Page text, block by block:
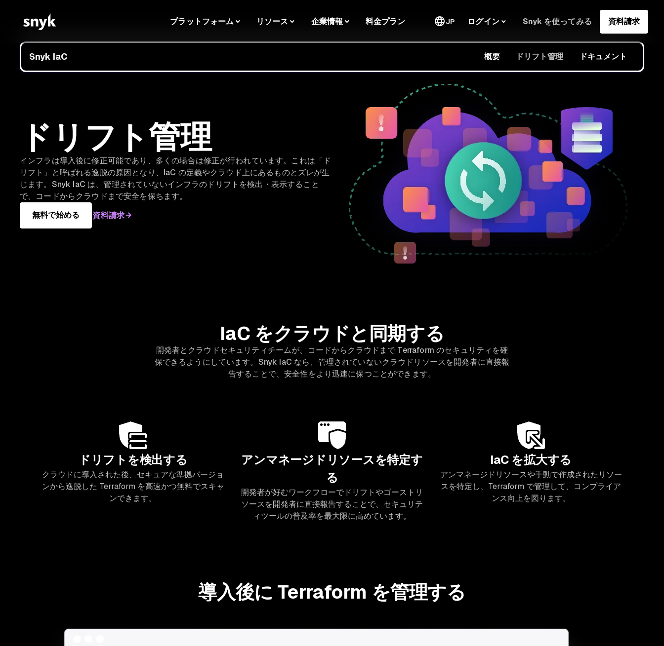
プラットフォーム リソース 企業情報 料金プラン JP ログイン Snyk を使ってみる 資料請求
Snyk IaC 概要 ドリフト管理 ドキュメント
ドリフト管理
インフラは導入後に修正可能であり、多くの場合は修正が行われています。これは「ド
リフト」と呼ばれる逸脱の原因となり、IaC の定義やクラウド上にあるものとズレが生
じます。Snyk IaC は、管理されていないインフラのドリフトを検出・表示すること
で、コードからクラウドまで安全を保ちます。
無料で始める
資料請求
IaC をクラウドと同期する
開発者とクラウドセキュリティチームが、コードからクラウドまで Terraform のセキュリティを確
保できるようにしています。Snyk IaC なら、管理されていないクラウドリソースを開発者に直接報
告することで、安全性をより迅速に保つことができます。
ドリフトを検出する
クラウドに導入された後、セキュアな準拠バージョ
ンから逸脱した Terraform を高速かつ無料でスキャ
ンできます。
アンマネージドリソースを特定す
る
開発者が好むワークフローでドリフトやゴーストリ
ソースを開発者に直接報告することで、セキュリテ
ィツールの普及率を最大限に高めています。
IaC を拡大する
アンマネージドリソースや手動で作成されたリソー
スを特定し、Terraform で管理して、コンプライア
ンス向上を図ります。
導入後に Terraform を管理する